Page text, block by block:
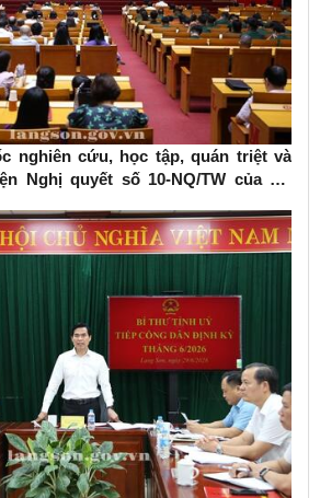
nghiên cứu, học tập, quán triệt và
Nghị quyết số 10-NQ/TW của Bộ